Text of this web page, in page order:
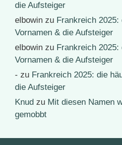
die Aufsteiger
elbowin zu Frankreich
Vornamen & die Aufsteiger
elbowin zu Frankreich
Vornamen & die Aufsteiger
- zu Frankreich 2025: die
die Aufsteiger
Knud zu Mit diesen Namen
gemobbt